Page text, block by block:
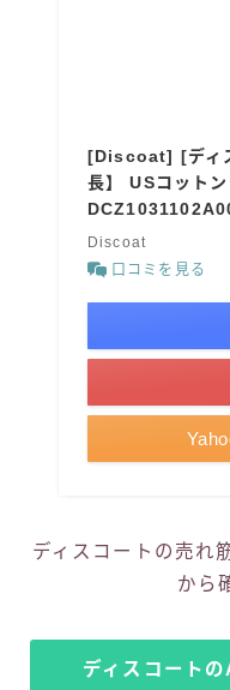
[Discoat] [ディ
長】 USコット
Discoat
口コミを見る
ディスコートの売れ
から
ディスコート